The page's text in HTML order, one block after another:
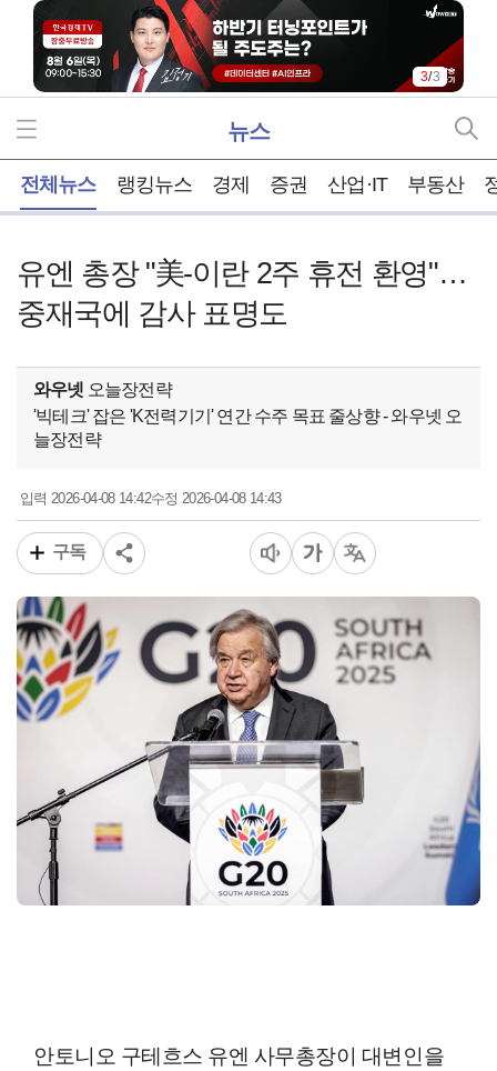
1/3
뉴스
전체뉴스 랭킹뉴스 경제 증권 산업·IT 부동산
유엔 총장 "美-이란 2주 휴전 환영"…
중재국에 감사 표명도
와우넷 오늘장전략
'빅테크' 잡은 'K전력기기' 연간 수주 목표 줄상향 - 와우넷 오
늘장전략
입력 2026-04-08 14:42수정 2026-04-08 14:43
구독
안토니오 구테흐스 유엔 사무총장이 대변인을